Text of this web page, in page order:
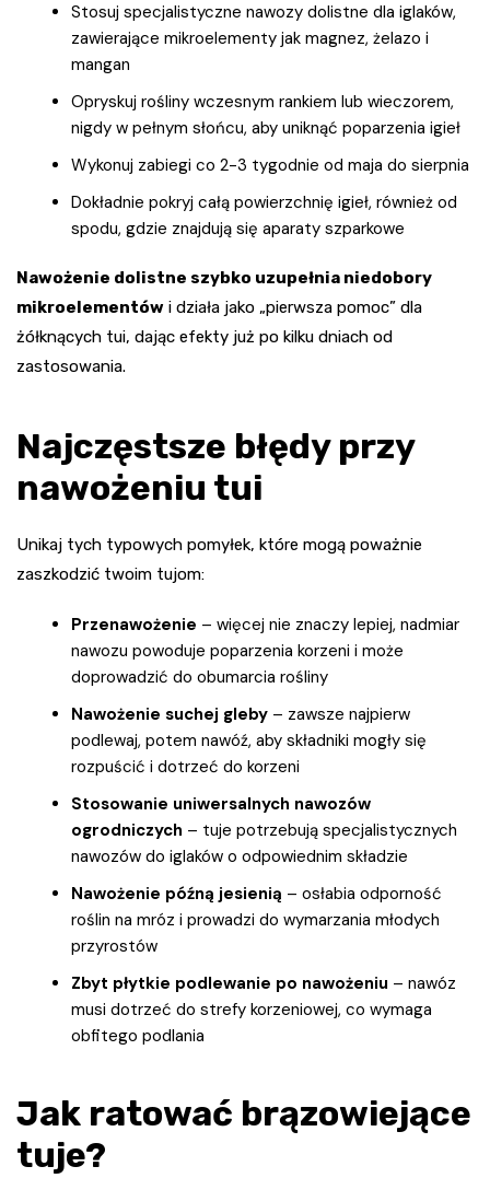
Stosuj specjalistyczne nawozy dolistne dla iglaków,
zawierające mikroelementy jak magnez, żelazo i
mangan
Opryskuj rośliny wczesnym rankiem lub wieczorem,
nigdy w pełnym słońcu, aby uniknąć poparzenia igieł
Wykonuj zabiegi co 2-3 tygodnie od maja do sierpnia
Dokładnie pokryj całą powierzchnię igieł, również od
spodu, gdzie znajdują się aparaty szparkowe
Nawożenie dolistne szybko uzupełnia niedobory
mikroelementów i działa jako „pierwsza pomoc” dla
żółknących tui, dając efekty już po kilku dniach od
zastosowania.
Najczęstsze błędy przy
nawożeniu tui
Unikaj tych typowych pomyłek, które mogą poważnie
zaszkodzić twoim tujom:
Przenawożenie – więcej nie znaczy lepiej, nadmiar
nawozu powoduje poparzenia korzeni i może
doprowadzić do obumarcia rośliny
Nawożenie suchej gleby – zawsze najpierw
podlewaj, potem nawóź, aby składniki mogły się
rozpuścić i dotrzeć do korzeni
Stosowanie uniwersalnych nawozów
ogrodniczych – tuje potrzebują specjalistycznych
nawozów do iglaków o odpowiednim składzie
Nawożenie późną jesienią – osłabia odporność
roślin na mróz i prowadzi do wymarzania młodych
przyrostów
Zbyt płytkie podlewanie po nawożeniu – nawóz
musi dotrzeć do strefy korzeniowej, co wymaga
obfitego podlania
Jak ratować brązowiejące
tuje?